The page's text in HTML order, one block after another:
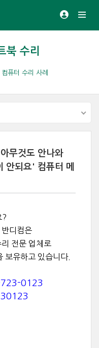
북 수리
컴퓨터 수리 사례
무것도 안나와
안되요' 컴퓨터 메
?
디컴은
전문 업체로
보유하고 있습니다.
0123